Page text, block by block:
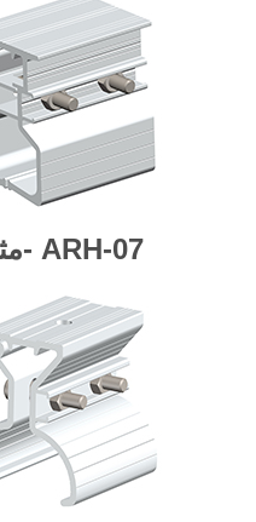
مثل- ARH-07